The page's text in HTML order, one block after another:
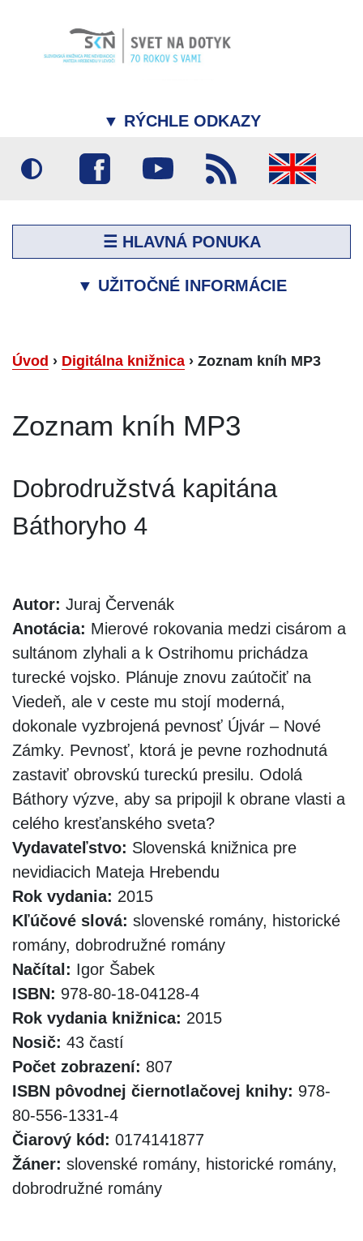
▼ RÝCHLE ODKAZY
☰ HLAVNÁ PONUKA
▼ UŽITOČNÉ INFORMÁCIE
Úvod › Digitálna knižnica › Zoznam kníh MP3
Zoznam kníh MP3
Dobrodružstvá kapitána
Báthoryho 4
Autor: Juraj Červenák
Anotácia: Mierové rokovania medzi cisárom a
sultánom zlyhali a k Ostrihomu prichádza
turecké vojsko. Plánuje znovu zaútočiť na
Viedeň, ale v ceste mu stojí moderná,
dokonale vyzbrojená pevnosť Újvár – Nové
Zámky. Pevnosť, ktorá je pevne rozhodnutá
zastaviť obrovskú tureckú presilu. Odolá
Báthory výzve, aby sa pripojil k obrane vlasti a
celého kresťanského sveta?
Vydavateľstvo: Slovenská knižnica pre
nevidiacich Mateja Hrebendu
Rok vydania: 2015
Kľúčové slová: slovenské romány, historické
romány, dobrodružné romány
Načítal: Igor Šabek
ISBN: 978-80-18-04128-4
Rok vydania knižnica: 2015
Nosič: 43 častí
Počet zobrazení: 807
ISBN pôvodnej čiernotlačovej knihy: 978-
80-556-1331-4
Čiarový kód: 0174141877
Žáner: slovenské romány, historické romány,
dobrodružné romány